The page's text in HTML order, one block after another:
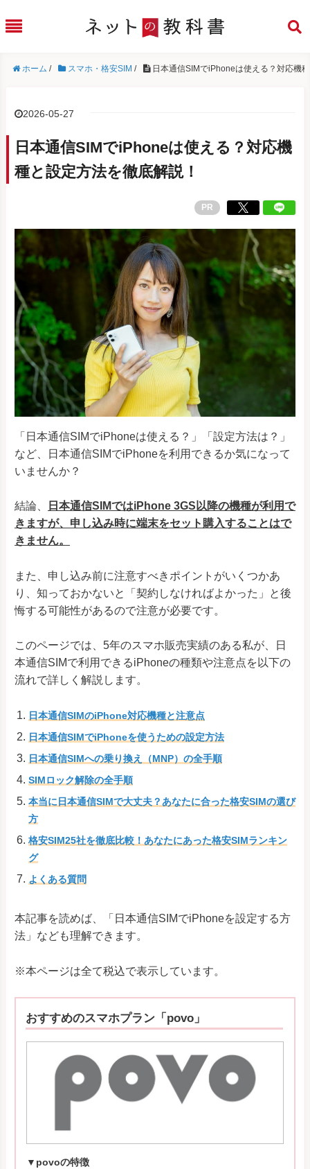
ホーム / スマホ・格安SIM / 日本通信SIMでiPhoneは使える？対応機
2026-05-27
日本通信SIMでiPhoneは使える？対応機
種と設定方法を徹底解説！
PR
「日本通信SIMでiPhoneは使える？」「設定方法は？」
など、日本通信SIMでiPhoneを利用できるか気になって
いませんか？
結論、
日本通信SIMではiPhone 3GS以降の機種が利用で
きますが、申し込み時に端末をセット購入することはで
きません。
また、申し込み前に注意すべきポイントがいくつかあ
り、知っておかないと「契約しなければよかった」と後
悔する可能性があるので注意が必要です。
このページでは、5年のスマホ販売実績のある私が、日
本通信SIMで利用できるiPhoneの種類や注意点を以下の
流れで詳しく解説します。
日本通信SIMのiPhone対応機種と注意点
日本通信SIMでiPhoneを使うための設定方法
日本通信SIMへの乗り換え（MNP）の全手順
SIMロック解除の全手順
本当に日本通信SIMで大丈夫？あなたに合った格安SIMの選び
方
格安SIM25社を徹底比較！あなたにあった格安SIMランキン
グ
よくある質問
本記事を読めば、「日本通信SIMでiPhoneを設定する方
法」なども理解できます。
※本ページは全て税込で表示しています。
おすすめのスマホプラン「povo」
▼povoの特徴